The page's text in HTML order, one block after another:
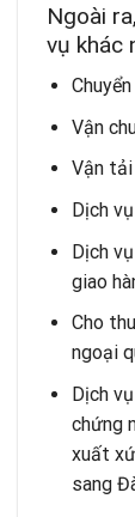
Ngoài
vụ khác
Vận
Vận
Dịch
Dịch vụ
giao
Cho
ngoại
Dịch vụ
chứng
xuất
sang